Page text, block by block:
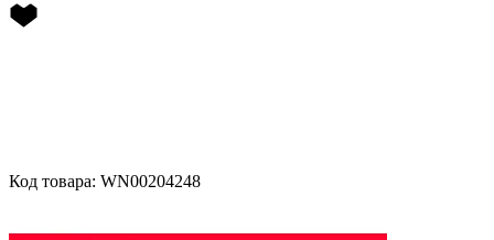
Код товара: WN00204248